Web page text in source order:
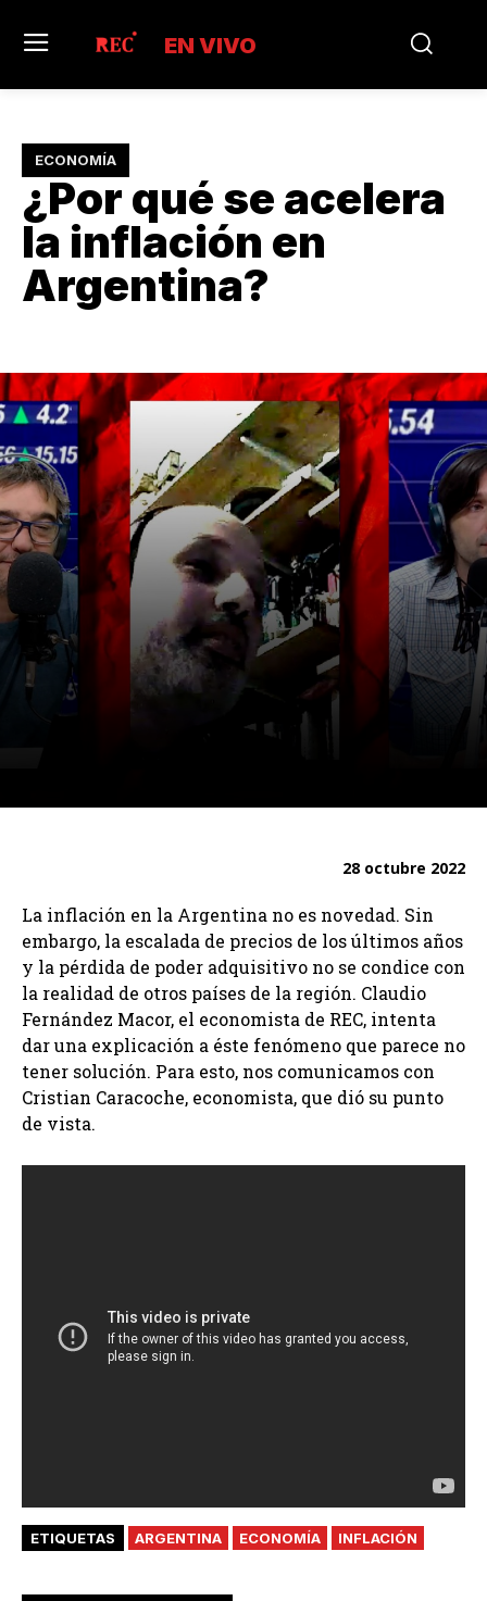
EN VIVO
ECONOMÍA
¿Por qué se acelera
la inflación en
Argentina?
28 octubre 2022
La inflación en la Argentina no es novedad. Sin
embargo, la escalada de precios de los últimos años
y la pérdida de poder adquisitivo no se condice con
la realidad de otros países de la región. Claudio
Fernández Macor, el economista de REC, intenta
dar una explicación a éste fenómeno que parece no
tener solución. Para esto, nos comunicamos con
Cristian Caracoche, economista, que dió su punto
de vista.
ETIQUETAS ARGENTINA ECONOMÍA INFLACIÓN